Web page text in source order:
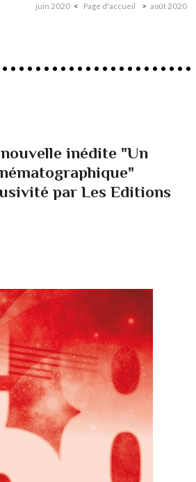
juin 2020 Page d'accueil août 2020
inédite "Un
par Les Editions